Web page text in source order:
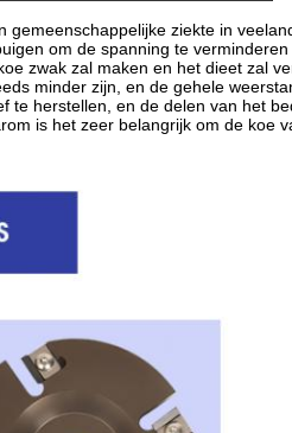
ziekte in
om de spanning te
zwak zal maken en het dieet zal
minder zijn, en de gehele
te herstellen, en de delen van het
is het zeer belangrijk om de koe